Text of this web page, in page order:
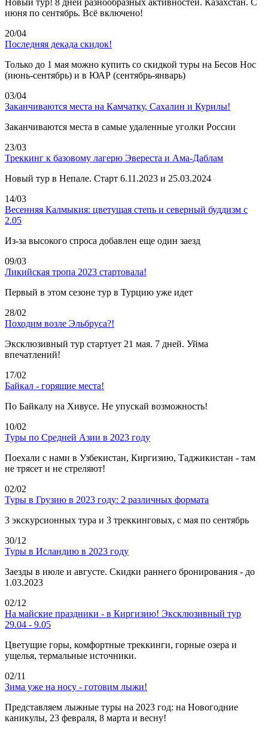
июня по сентябрь. Всё включено!
20/04
Последняя декада скидок!
Только до 1 мая можно купить со скидкой туры на Бесов Нос
(июнь-сентябрь) и в ЮАР (сентябрь-январь)
03/04
Заканчиваются места на Камчатку, Сахалин и Курилы!
Заканчиваются места в самые удаленные уголки России
23/03
Треккинг к базовому лагерю Эвереста и Ама-Даблам
Новый тур в Непале. Старт 6.11.2023 и 25.03.2024
14/03
Весенняя Калмыкия: цветущая степь и северный буддизм с
2.05
Из-за высокого спроса добавлен еще один заезд
09/03
Ликийская тропа 2023 стартовала!
Первый в этом сезоне тур в Турцию уже идет
28/02
Походим возле Эльбруса?!
Эксклюзивный тур стартует 21 мая. 7 дней. Уйма
впечатлений!
17/02
Байкал - горящие места!
По Байкалу на Хивусе. Не упускай возможность!
10/02
Туры по Средней Азии в 2023 году
Поехали с нами в Узбекистан, Киргизию, Таджикистан - там
не трясет и не стреляют!
02/02
Туры в Грузию в 2023 году: 2 различных формата
3 экскурсионных тура и 3 треккинговых, с мая по сентябрь
30/12
Туры в Исландию в 2023 году
Заезды в июле и августе. Скидки раннего бронирования - до
1.03.2023
02/12
На майские праздники - в Киргизию! Эксклюзивный тур
29.04 - 9.05
Цветущие горы, комфортные треккинги, горные озера и
ущелья, термальные источники.
02/11
Зима уже на носу - готовим лыжи!
Представляем лыжные туры на 2023 год: на Новогодние
каникулы, 23 февраля, 8 марта и весну!